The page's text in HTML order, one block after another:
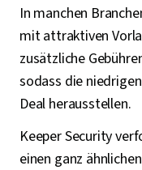
In manchen
mit attraktiven
zusätzliche
sodass die
Deal herausstellen.
Keeper Security
einen ganz